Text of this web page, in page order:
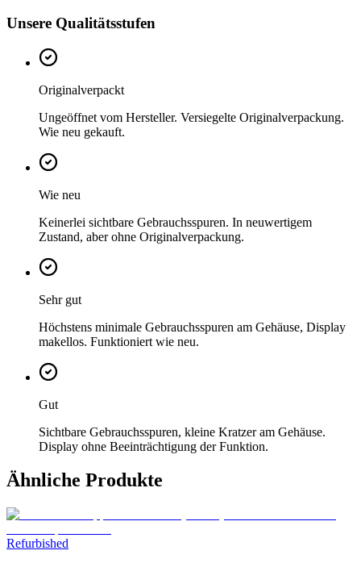
Unsere Qualitätsstufen
Originalverpackt
Ungeöffnet vom Hersteller. Versiegelte Originalverpackung.
Wie neu gekauft.
Wie neu
Keinerlei sichtbare Gebrauchsspuren. In neuwertigem
Zustand, aber ohne Originalverpackung.
Sehr gut
Höchstens minimale Gebrauchsspuren am Gehäuse, Display
makellos. Funktioniert wie neu.
Gut
Sichtbare Gebrauchsspuren, kleine Kratzer am Gehäuse.
Display ohne Beeinträchtigung der Funktion.
Ähnliche Produkte
Refurbished